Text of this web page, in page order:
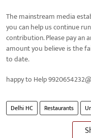
The mainstream media
you can help us continue
contribution. Please pay
amount you believe is the
to date.
happy to Help
Delhi HC Restaurants